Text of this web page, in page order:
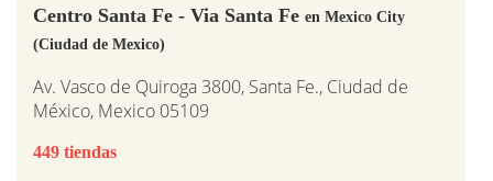
Centro Santa Fe - Via Santa Fe en Mexico City
(Ciudad de Mexico)
Av. Vasco de Quiroga 3800, Santa Fe., Ciudad de
México, Mexico 05109
449 tiendas